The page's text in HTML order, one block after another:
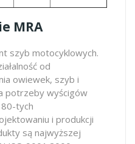
MRA
szyb motocyklowych.
od
owiewek, szyb i
potrzeby wyścigów
tych
i produkcji
są najwyższej